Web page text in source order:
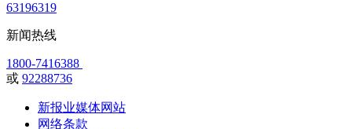
63196319
新闻热线
1800-7416388
或 92288736
新报业媒体网站
网络条款